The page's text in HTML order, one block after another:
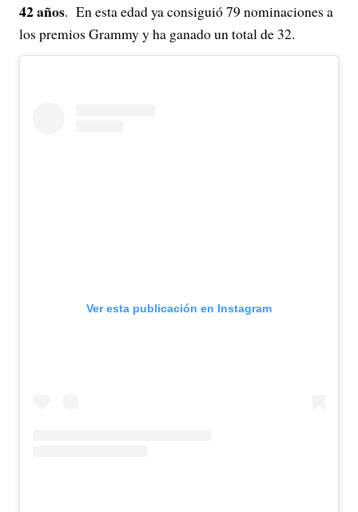
42 años. En esta edad ya consiguió 79 nominaciones a
los premios Grammy y ha ganado un total de 32.
Ver esta publicación en Instagram